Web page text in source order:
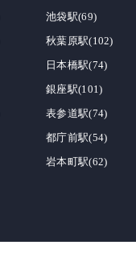
池袋駅(69)
秋葉原駅(102)
日本橋駅(74)
銀座駅(101)
表参道駅(74)
都庁前駅(54)
岩本町駅(62)